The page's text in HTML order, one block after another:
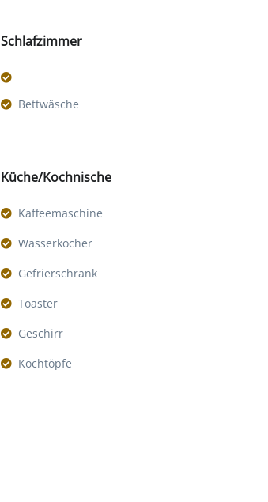
Schlafzimmer
Bettwäsche
Küche/Kochnische
Kaffeemaschine
Wasserkocher
Gefrierschrank
Toaster
Geschirr
Kochtöpfe